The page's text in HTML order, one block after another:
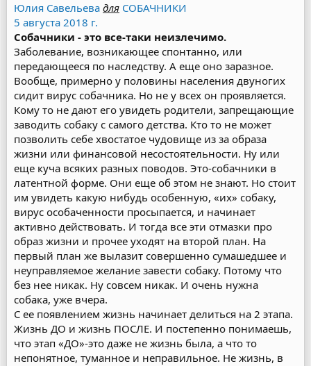
Юлия Савельева для СОБАЧНИКИ
5 августа 2018 г.
Собачники - это все-таки неизлечимо.
Заболевание, возникающее спонтанно, или
передающееся по наследству. А еще оно заразное.
Вообще, примерно у половины населения двуногих
сидит вирус собачника. Но не у всех он проявляется.
Кому то не дают его увидеть родители, запрещающие
заводить собаку с самого детства. Кто то не может
позволить себе хвостатое чудовище из за образа
жизни или финансовой несостоятельности. Ну или
еще куча всяких разных поводов. Это-собачники в
латентной форме. Они еще об этом не знают. Но стоит
им увидеть какую нибудь особенную, «их» собаку,
вирус особаченности просыпается, и начинает
активно действовать. И тогда все эти отмазки про
образ жизни и прочее уходят на второй план. На
первый план же вылазит совершенно сумашедшее и
неуправляемое желание завести собаку. Потому что
без нее никак. Ну совсем никак. И очень нужна
собака, уже вчера.
С ее появлением жизнь начинает делиться на 2 этапа.
Жизнь ДО и жизнь ПОСЛЕ. И постепенно понимаешь,
что этап «ДО»-это даже не жизнь была, а что то
непонятное, туманное и неправильное. Не жизнь, в